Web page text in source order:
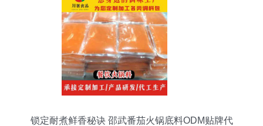
锁定耐煮鲜香秘诀 邵武番茄火锅底料ODM贴牌代